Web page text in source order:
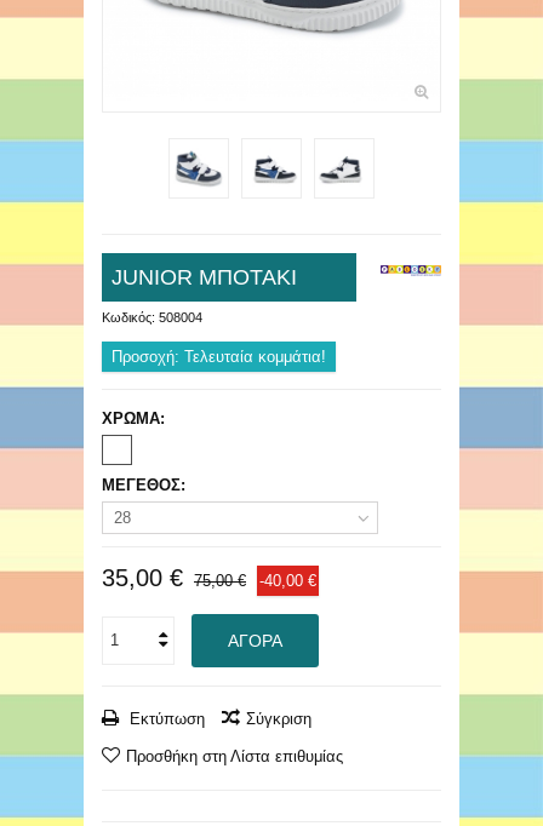
JUNIOR ΜΠΟΤΑΚΙ
Κωδικός: 508004
Προσοχή: Τελευταία κομμάτια!
ΧΡΩΜΑ:
ΜΕΓΕΘΟΣ:
28
35,00 € 75,00 € -40,00 €
ΑΓΟΡΆ
Εκτύπωση Σύγκριση
Προσθήκη στη Λίστα επιθυμίας